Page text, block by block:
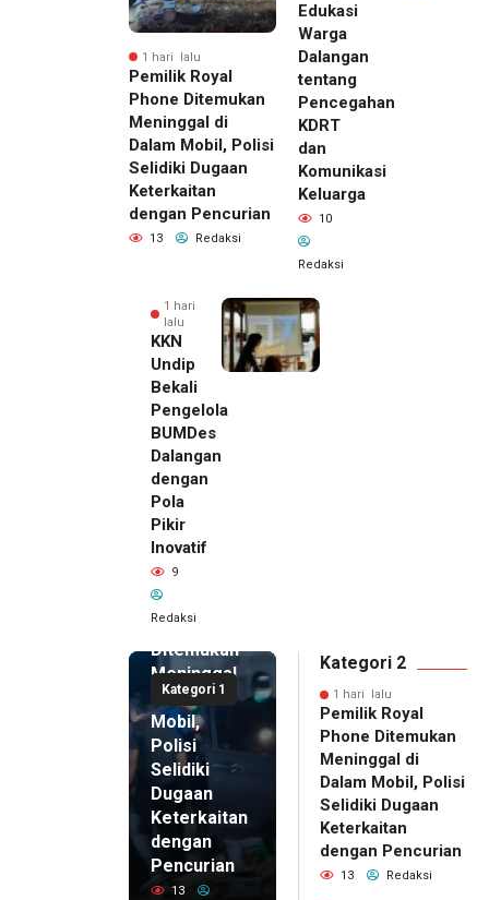
1 hari lalu
Pemilik Royal
Phone Ditemukan
Meninggal di
Dalam Mobil, Polisi
Selidiki Dugaan
Keterkaitan
dengan Pencurian
13 Redaksi
Edukasi
Warga
Dalangan
tentang
Pencegahan
KDRT
dan
Komunikasi
Keluarga
10
Redaksi
1 hari
lalu
KKN
Undip
Bekali
Pengelola
BUMDes
Dalangan
dengan
Pola
Pikir
Inovatif
9
Redaksi
Kategori 1
Pemilik
Royal
Phone
Ditemukan
Meninggal
di Dalam
Mobil,
Polisi
Selidiki
Dugaan
Keterkaitan
dengan
Pencurian
13
Kategori 2
1 hari lalu
Pemilik Royal
Phone Ditemukan
Meninggal di
Dalam Mobil, Polisi
Selidiki Dugaan
Keterkaitan
dengan Pencurian
13 Redaksi